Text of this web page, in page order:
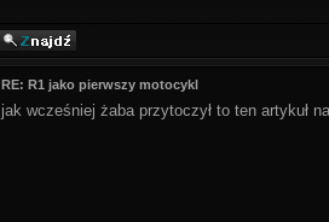
RE: R1 jako pierwszy motocykl
jak wcześniej żaba przytoczył to ten artykuł